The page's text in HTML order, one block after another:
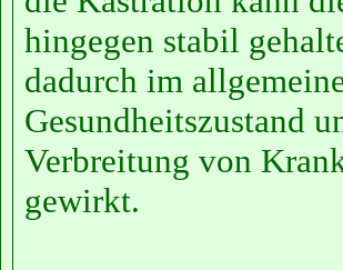
hingegen stabil
dadurch im
Gesundheitszustand
Verbreitung von
gewirkt.